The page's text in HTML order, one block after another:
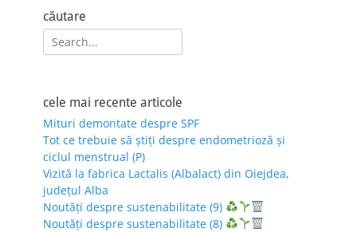
căutare
Search
for:
cele mai recente articole
Mituri demontate despre SPF
Tot ce trebuie să știți despre endometrioză și
ciclul menstrual (P)
Vizită la fabrica Lactalis (Albalact) din Oiejdea,
județul Alba
Noutăți despre sustenabilitate (9)
Noutăți despre sustenabilitate (8)